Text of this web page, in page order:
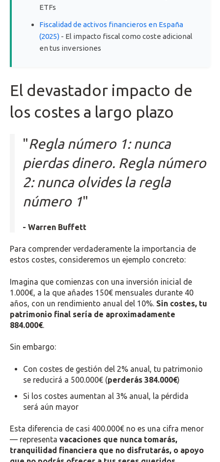
ETFs
Fiscalidad de activos financieros en España
(2025) - El impacto fiscal como coste adicional
en tus inversiones
El devastador impacto de
los costes a largo plazo
"Regla número 1: nunca
pierdas dinero. Regla número
2: nunca olvides la regla
número 1"
- Warren Buffett
Para comprender verdaderamente la importancia de
estos costes, consideremos un ejemplo concreto:
Imagina que comienzas con una inversión inicial de
1.000€, a la que añades 150€ mensuales durante 40
años, con un rendimiento anual del 10%. Sin costes, tu
patrimonio final sería de aproximadamente
884.000€.
Sin embargo:
Con costes de gestión del 2% anual, tu patrimonio
se reducirá a 500.000€ (perderás 384.000€)
Si los costes aumentan al 3% anual, la pérdida
será aún mayor
Esta diferencia de casi 400.000€ no es una cifra menor
— representa vacaciones que nunca tomarás,
tranquilidad financiera que no disfrutarás, o apoyo